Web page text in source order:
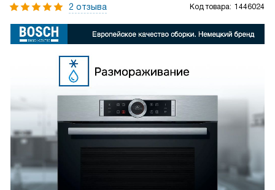
2 отзыва Код товара: 1446024